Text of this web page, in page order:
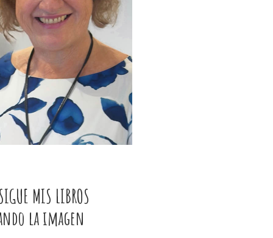
MIS LIBROS
la imagen